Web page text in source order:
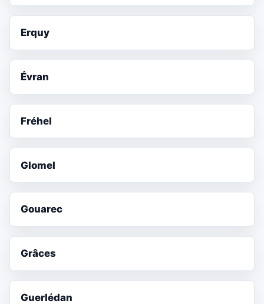
Erquy
Évran
Fréhel
Glomel
Gouarec
Grâces
Guerlédan